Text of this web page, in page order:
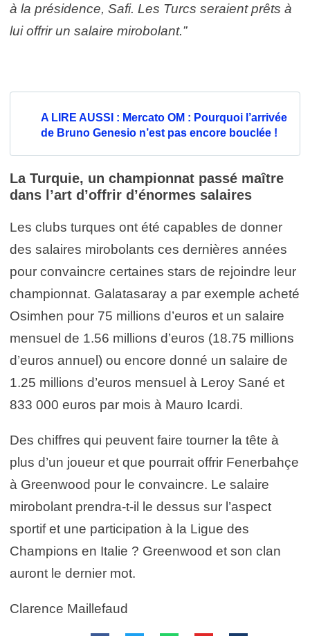
à la présidence, Safi. Les Turcs seraient prêts à
lui offrir un salaire mirobolant.”
A LIRE AUSSI : Mercato OM : Pourquoi l’arrivée
de Bruno Genesio n’est pas encore bouclée !
La Turquie, un championnat passé maître
dans l’art d’offrir d’énormes salaires
Les clubs turques ont été capables de donner
des salaires mirobolants ces dernières années
pour convaincre certaines stars de rejoindre leur
championnat. Galatasaray a par exemple acheté
Osimhen pour 75 millions d’euros et un salaire
mensuel de 1.56 millions d’euros (18.75 millions
d’euros annuel) ou encore donné un salaire de
1.25 millions d’euros mensuel à Leroy Sané et
833 000 euros par mois à Mauro Icardi.
Des chiffres qui peuvent faire tourner la tête à
plus d’un joueur et que pourrait offrir Fenerbahçe
à Greenwood pour le convaincre. Le salaire
mirobolant prendra-t-il le dessus sur l’aspect
sportif et une participation à la Ligue des
Champions en Italie ? Greenwood et son clan
auront le dernier mot.
Clarence Maillefaud